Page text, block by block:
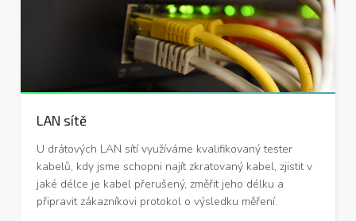
LAN sítě
U drátových LAN sítí využíváme kvalifikovaný tester
kabelů, kdy jsme schopni najít zkratovaný kabel, zjistit v
jaké délce je kabel přerušený, změřit jeho délku a
připravit zákazníkovi protokol o výsledku měření.